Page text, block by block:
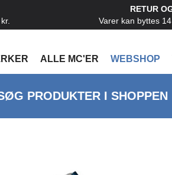
ALLE MC'ER WEBSHOP
RETUR
Varer kan byttes
PRODUKTER I SHOPPEN